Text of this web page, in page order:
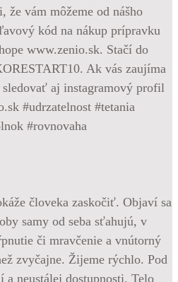
že vám môžeme od nášho
kód na nákup prípravku
www.zenio.sk. Stačí do
Ak vás zaujíma
sledovať aj instagramový profil
#udrzatelnost #tetania
#rovnovaha